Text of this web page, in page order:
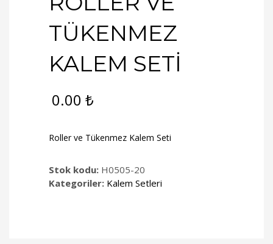
TÜKENMEZ
KALEM SETİ
0.00 ₺
Roller ve Tükenmez Kalem Seti
Stok kodu: H0505-20
Kategoriler: Kalem Setleri